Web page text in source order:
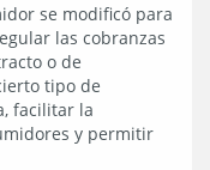
se modificó para
las cobranzas
o de
tipo de
facilitar la
y permitir